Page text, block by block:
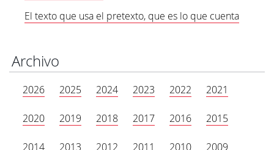
El texto que usa el pretexto, que es lo que cuenta
Archivo
2026 2025 2024 2023 2022 2021
2020 2019 2018 2017 2016 2015
2014 2013 2012 2011 2010 2009